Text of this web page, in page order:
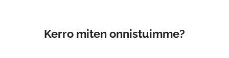
Kerro miten onnistuimme?